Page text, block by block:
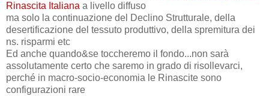
Rinascita Italiana a livello diffuso
ma solo la continuazione del Declino Strutturale, della
desertificazione del tessuto produttivo, della spremitura dei
ns. risparmi etc
Ed anche quando&se toccheremo il fondo...non sarà
assolutamente certo che saremo in grado di risollevarci,
perché in macro-socio-economia le Rinascite sono
configurazioni rare